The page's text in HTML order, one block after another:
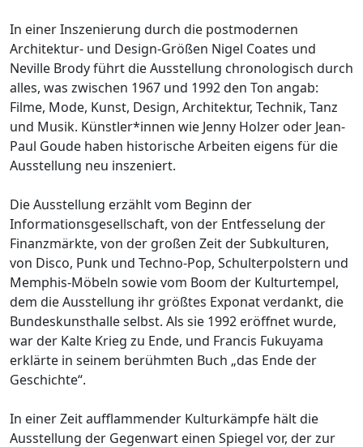
In einer Inszenierung durch die postmodernen
Architektur- und Design-Größen Nigel Coates und
Neville Brody führt die Ausstellung chronologisch durch
alles, was zwischen 1967 und 1992 den Ton angab:
Filme, Mode, Kunst, Design, Architektur, Technik, Tanz
und Musik. Künstler*innen wie Jenny Holzer oder Jean-
Paul Goude haben historische Arbeiten eigens für die
Ausstellung neu inszeniert.
Die Ausstellung erzählt vom Beginn der
Informationsgesellschaft, von der Entfesselung der
Finanzmärkte, von der großen Zeit der Subkulturen,
von Disco, Punk und Techno-Pop, Schulterpolstern und
Memphis-Möbeln sowie vom Boom der Kulturtempel,
dem die Ausstellung ihr größtes Exponat verdankt, die
Bundeskunsthalle selbst. Als sie 1992 eröffnet wurde,
war der Kalte Krieg zu Ende, und Francis Fukuyama
erklärte in seinem berühmten Buch „das Ende der
Geschichte“.
In einer Zeit aufflammender Kulturkämpfe hält die
Ausstellung der Gegenwart einen Spiegel vor, der zur